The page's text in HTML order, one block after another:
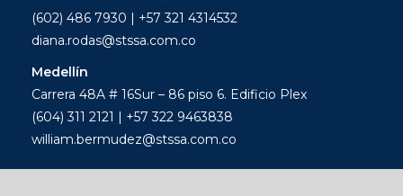
(602) 486 7930 | +57 321 4314532
diana.rodas@stssa.com.co
Medellín
Carrera 48A # 16Sur – 86 piso 6. Edificio Plex
(604) 311 2121 | +57 322 9463838
william.bermudez@stssa.com.co